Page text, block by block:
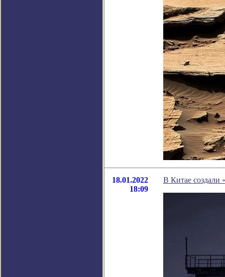
18.01.2022
18:09
В Китае создали